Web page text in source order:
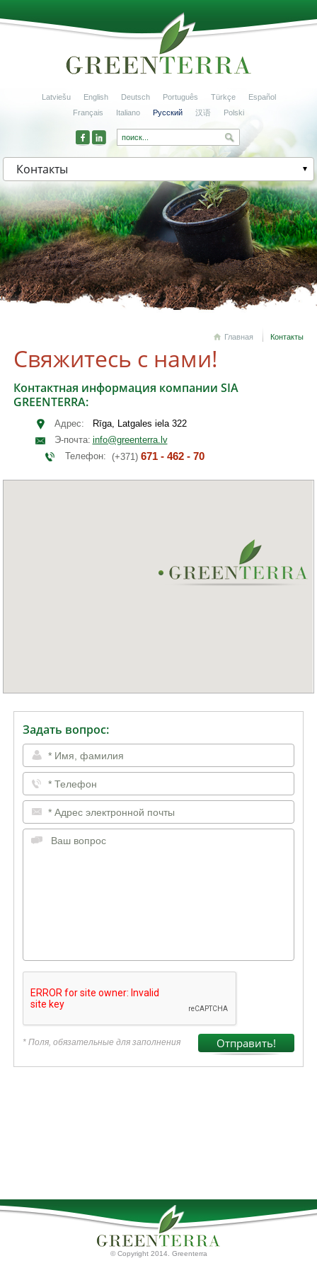
Latviešu English Deutsch Português Türkçe
Español
Français
Italiano Русский 汉语 Polski
Контакты
Главная Контакты
Свяжитесь с нами!
Контактная информация компании SIA
GREENTERRA:
Адрес:
Rīga, Latgales iela 322
Э-почта: info@greenterra.lv
Телефон: (+371) 671 - 462 - 70
Задать вопрос:
* Поля, обязательные для заполнения
© Copyright 2014. Greenterra